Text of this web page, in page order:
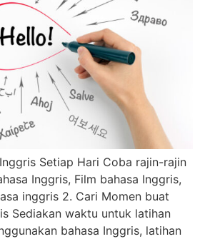
Setiap Hari Coba rajin-rajin
Inggris, Film bahasa Inggris,
inggris 2. Cari Momen buat
Sediakan waktu untuk latihan
bahasa Inggris, latihan